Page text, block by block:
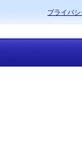
プライバ